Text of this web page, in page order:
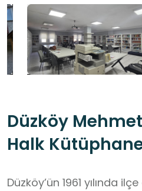
Düzköy
Halk
Düzköy’ün 1961 yılında